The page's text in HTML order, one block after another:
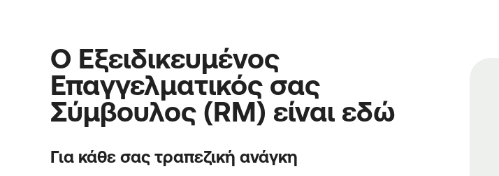
Ο Εξειδικευμένος
Επαγγελματικός σας
Σύμβουλος (RM) είναι εδώ
Για κάθε σας τραπεζική ανάγκη